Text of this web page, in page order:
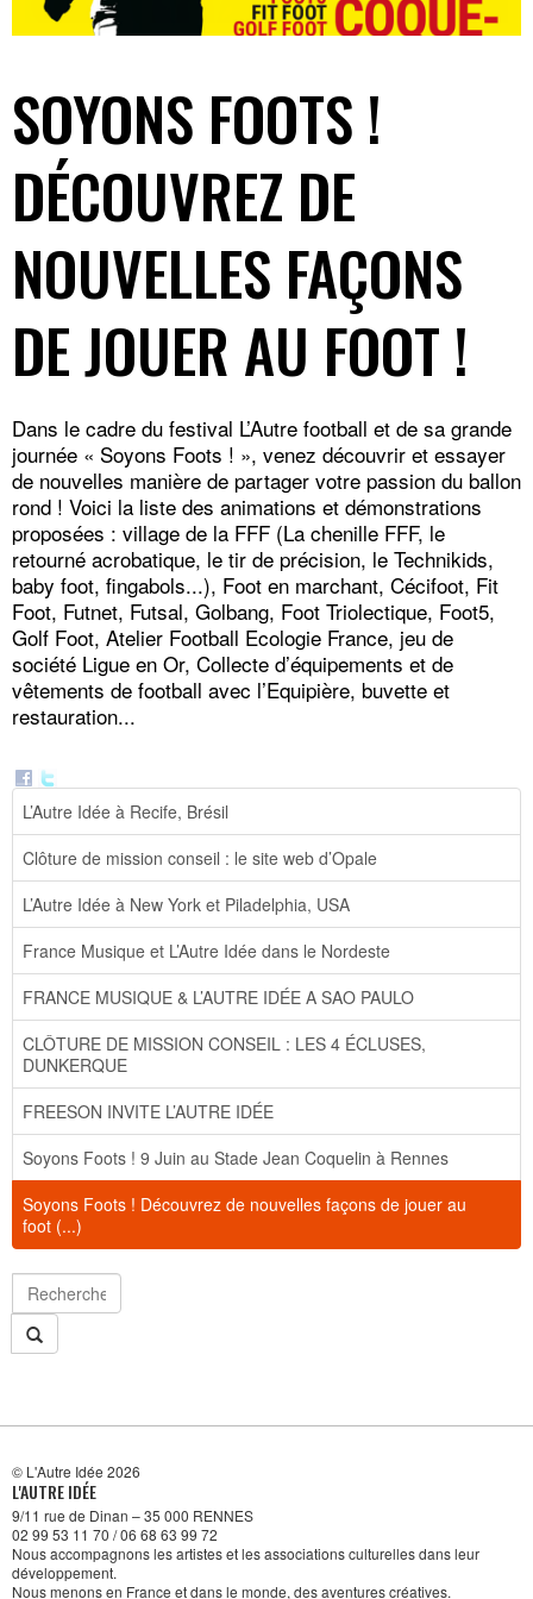
SOYONS FOOTS !
DÉCOUVREZ DE
NOUVELLES FAÇONS
DE JOUER AU FOOT !
Dans le cadre du festival L’Autre football et de sa grande
journée « Soyons Foots ! », venez découvrir et essayer
de nouvelles manière de partager votre passion du ballon
rond ! Voici la liste des animations et démonstrations
proposées : village de la FFF (La chenille FFF, le
retourné acrobatique, le tir de précision, le Technikids,
baby foot, fingabols...), Foot en marchant, Cécifoot, Fit
Foot, Futnet, Futsal, Golbang, Foot Triolectique, Foot5,
Golf Foot, Atelier Football Ecologie France, jeu de
société Ligue en Or, Collecte d’équipements et de
vêtements de football avec l’Equipière, buvette et
restauration...
L’Autre Idée à Recife, Brésil
Clôture de mission conseil : le site web d’Opale
L’Autre Idée à New York et Piladelphia, USA
France Musique et L’Autre Idée dans le Nordeste
FRANCE MUSIQUE & L’AUTRE IDÉE A SAO PAULO
CLÔTURE DE MISSION CONSEIL : LES 4 ÉCLUSES,
DUNKERQUE
FREESON INVITE L’AUTRE IDÉE
Soyons Foots ! 9 Juin au Stade Jean Coquelin à Rennes
Soyons Foots ! Découvrez de nouvelles façons de jouer au
foot (...)
© L'Autre Idée 2026
L'AUTRE IDÉE
9/11 rue de Dinan – 35 000 RENNES
02 99 53 11 70 / 06 68 63 99 72
Nous accompagnons les artistes et les associations culturelles dans leur
développement.
Nous menons en France et dans le monde, des aventures créatives.